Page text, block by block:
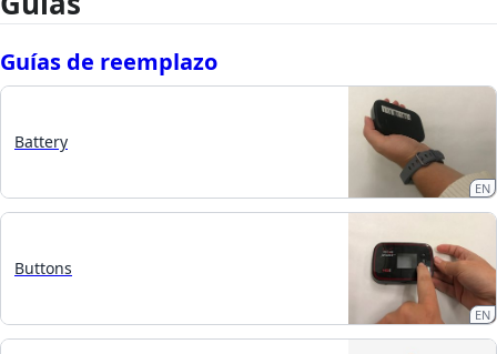
Guías de reemplazo
Battery
EN
Buttons
EN